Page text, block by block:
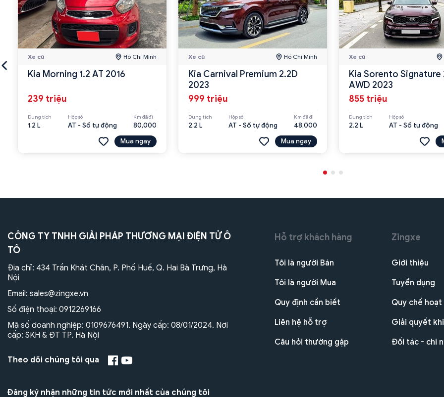
Xe cũ Hồ Chí Minh
Kia Morning 1.2 AT 2016
239 triệu
Dung tích
1.2 L
Hộp số
AT - Số tự động
Km đã đi
80,000
Mua ngay
Xe cũ Hồ Chí Minh
Kia Carnival Premium 2.2D
2023
999 triệu
Dung tích
2.2 L
Hộp số
AT - Số tự động
Km đã đi
48,000
Mua ngay
Xe cũ
Kia Sorento Signature
AWD 2023
855 triệu
Dung tích
2.2 L
Hộp số
AT - Số tự động
CÔNG TY TNHH GIẢI PHÁP THƯƠNG MẠI ĐIỆN TỬ Ô
TÔ
Địa chỉ: 434 Trần Khát Chân, P. Phố Huế, Q. Hai Bà Trưng, Hà
Nội
Email: sales@zingxe.vn
Số điện thoại: 0912269166
Mã số doanh nghiệp: 0109676491. Ngày cấp: 08/01/2024. Nơi
cấp: SKH & ĐT TP. Hà Nội
Theo dõi chúng tôi qua
Đăng ký nhận những tin tức mới nhất của chúng tôi
Hỗ trợ khách hàng
Tôi là người Bán
Tôi là người Mua
Quy định cần biết
Liên hệ hỗ trợ
Câu hỏi thường gặp
Zingxe
Giới thiệu
Tuyển dụng
Quy chế
Giải quyết
Đối tác - chi